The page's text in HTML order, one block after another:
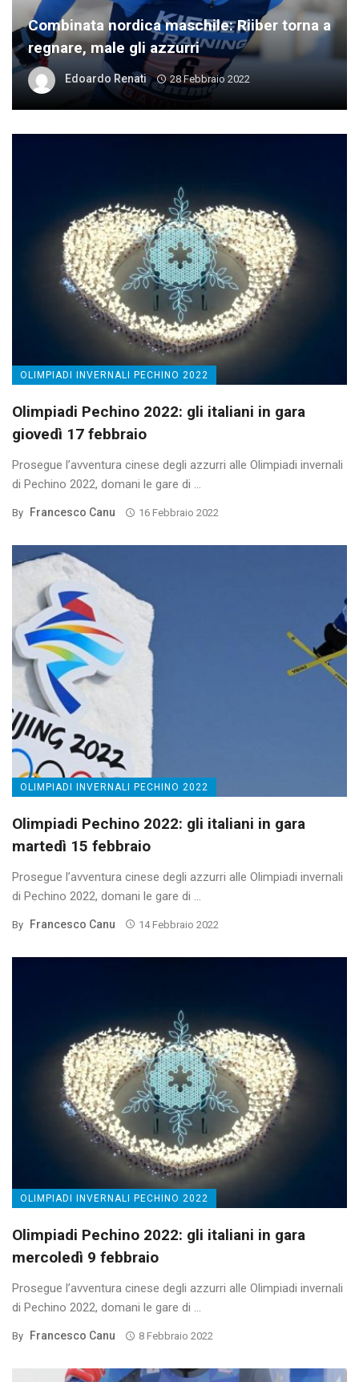
Combinata nordica maschile: Riiber torna a
regnare, male gli azzurri
Edoardo Renati 28 Febbraio 2022
OLIMPIADI INVERNALI PECHINO 2022
Olimpiadi Pechino 2022: gli italiani in gara
giovedì 17 febbraio
Prosegue l’avventura cinese degli azzurri alle Olimpiadi invernali
di Pechino 2022, domani le gare di ...
By Francesco Canu 16 Febbraio 2022
OLIMPIADI INVERNALI PECHINO 2022
Olimpiadi Pechino 2022: gli italiani in gara
martedì 15 febbraio
Prosegue l’avventura cinese degli azzurri alle Olimpiadi invernali
di Pechino 2022, domani le gare di ...
By Francesco Canu 14 Febbraio 2022
OLIMPIADI INVERNALI PECHINO 2022
Olimpiadi Pechino 2022: gli italiani in gara
mercoledì 9 febbraio
Prosegue l’avventura cinese degli azzurri alle Olimpiadi invernali
di Pechino 2022, domani le gare di ...
By Francesco Canu 8 Febbraio 2022